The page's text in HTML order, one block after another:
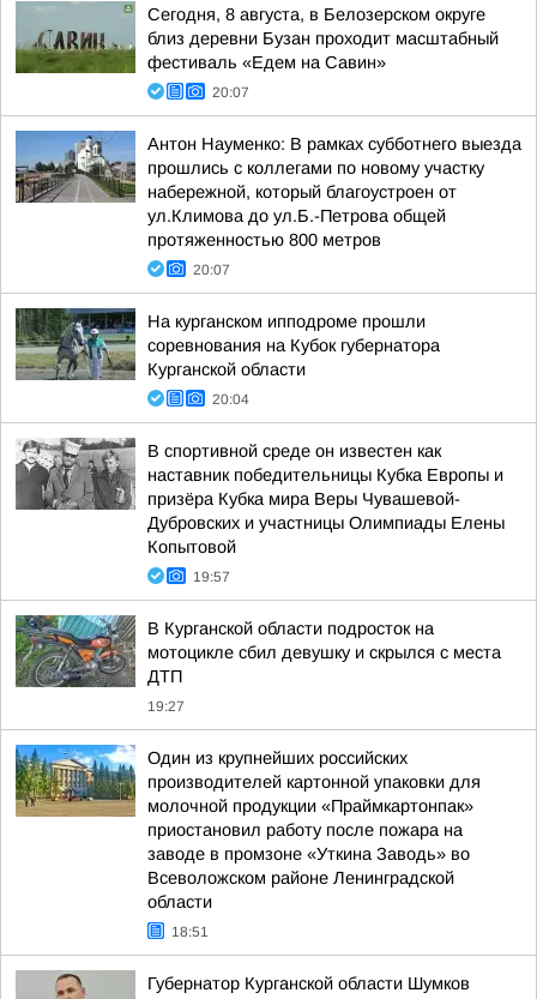
Сегодня, 8 августа, в Белозерском округе
близ деревни Бузан проходит масштабный
фестиваль «Едем на Савин»
20:07
Антон Науменко: В рамках субботнего выезда
прошлись с коллегами по новому участку
набережной, который благоустроен от
ул.Климова до ул.Б.-Петрова общей
протяженностью 800 метров
20:07
На курганском ипподроме прошли
соревнования на Кубок губернатора
Курганской области
20:04
В спортивной среде он известен как
наставник победительницы Кубка Европы и
призёра Кубка мира Веры Чувашевой-
Дубровских и участницы Олимпиады Елены
Копытовой
19:57
В Курганской области подросток на
мотоцикле сбил девушку и скрылся с места
ДТП
19:27
Один из крупнейших российских
производителей картонной упаковки для
молочной продукции «Праймкартонпак»
приостановил работу после пожара на
заводе в промзоне «Уткина Заводь» во
Всеволожском районе Ленинградской
области
18:51
Губернатор Курганской области Шумков